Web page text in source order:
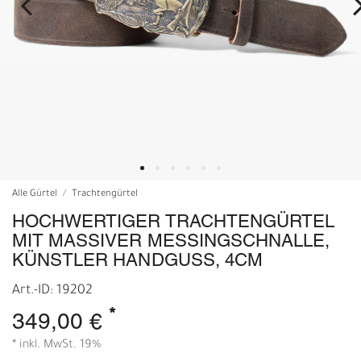
Alle Gürtel Trachtengürtel
HOCHWERTIGER TRACHTENGÜRTEL
MIT MASSIVER MESSINGSCHNALLE,
KÜNSTLER HANDGUSS, 4CM
Art.-ID: 19202
349,00 € *
* inkl. MwSt. 19%